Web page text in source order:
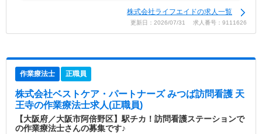
株式会社ライフエイドの求人一覧
更新日：2026/07/31 求人番号：9111626
作業療法士 正職員
株式会社ベストケア・パートナーズ みつば訪問看護 天
王寺の作業療法士求人(正職員)
【大阪府／大阪市阿倍野区】駅チカ！訪問看護ステーションで
の作業療法士さんの募集です♪